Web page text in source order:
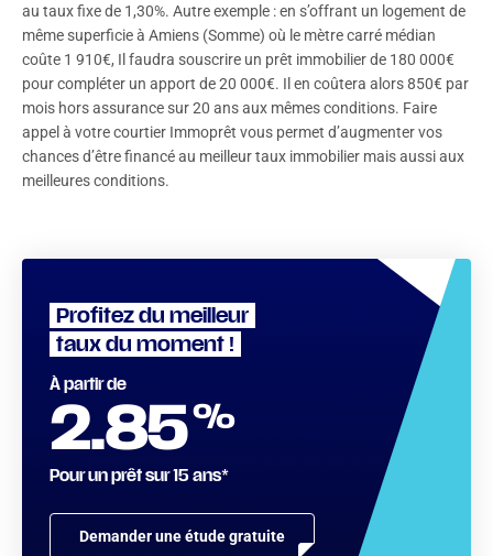
au taux fixe de 1,30%. Autre exemple : en s’offrant un logement de
même superficie à Amiens (Somme) où le mètre carré médian
coûte 1 910€, Il faudra souscrire un prêt immobilier de 180 000€
pour compléter un apport de 20 000€. Il en coûtera alors 850€ par
mois hors assurance sur 20 ans aux mêmes conditions. Faire
appel à votre courtier Immoprêt vous permet d’augmenter vos
chances d’être financé au meilleur taux immobilier mais aussi aux
meilleures conditions.
Profitez du meilleur
taux du moment !
Demander une étude gratuite
À partir de
2.85%
Pour un prêt sur 15 ans*